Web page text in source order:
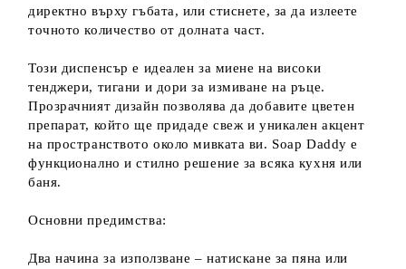
директно върху гъбата, или стиснете, за да излеете
точното количество от долната част.
Този диспенсър е идеален за миене на високи
тенджери, тигани и дори за измиване на ръце.
Прозрачният дизайн позволява да добавите цветен
препарат, който ще придаде свеж и уникален акцент
на пространството около мивката ви. Soap Daddy е
функционално и стилно решение за всяка кухня или
баня.
Основни предимства:
Два начина за използване – натискане за пяна или